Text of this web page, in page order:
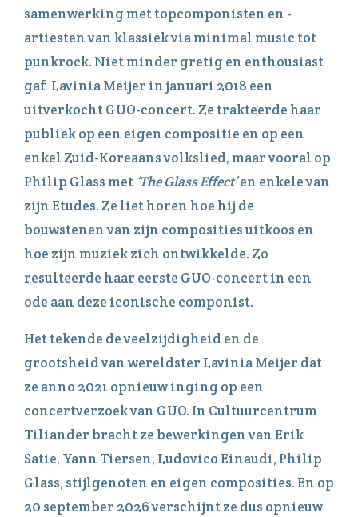
samenwerking met topcomponisten en -
artiesten van klassiek via minimal music tot
punkrock. Niet minder gretig en enthousiast
gaf Lavinia Meijer in januari 2018 een
uitverkocht GUO-concert. Ze trakteerde haar
publiek op een eigen compositie en op een
enkel Zuid-Koreaans volkslied, maar vooral op
Philip Glass met ‘The Glass Effect’en enkele van
zijn Etudes. Ze liet horen hoe hij de
bouwstenen van zijn composities uitkoos en
hoe zijn muziek zich ontwikkelde. Zo
resulteerde haar eerste GUO-concert in een
ode aan deze iconische componist.
Het tekende de veelzijdigheid en de
grootsheid van wereldster Lavinia Meijer dat
ze anno 2021 opnieuw inging op een
concertverzoek van GUO. In Cultuurcentrum
Tiliander bracht ze bewerkingen van Erik
Satie, Yann Tiersen, Ludovico Einaudi, Philip
Glass, stijlgenoten en eigen composities. En op
20 september 2026 verschijnt ze dus opnieuw